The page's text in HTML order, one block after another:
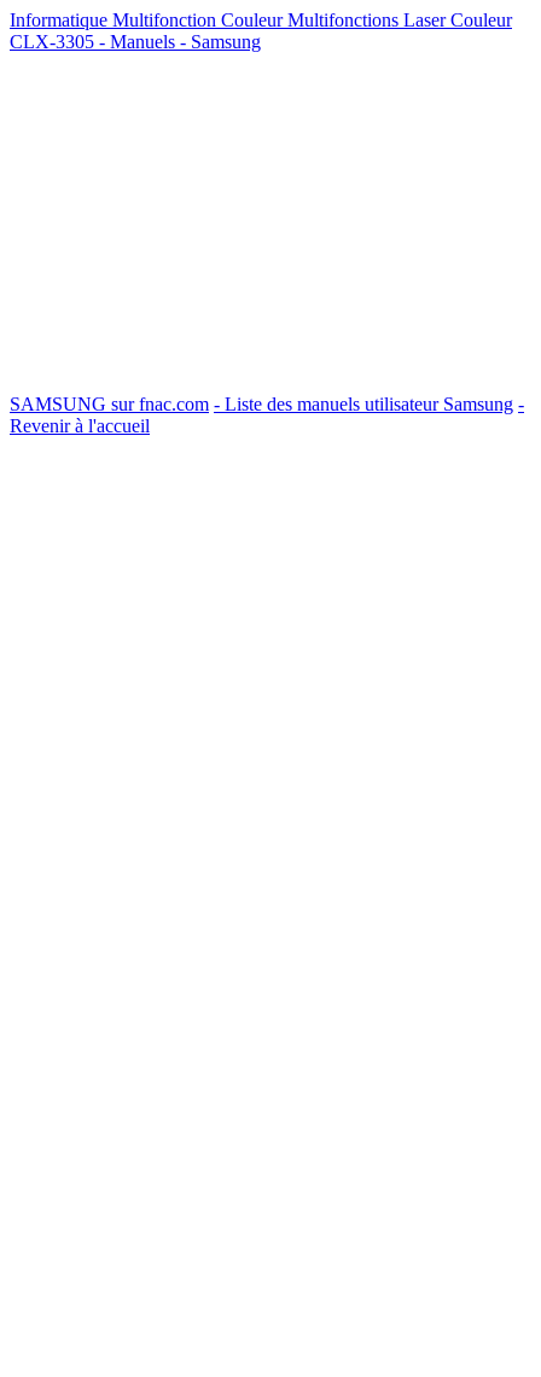
Informatique Multifonction Couleur Multifonctions Laser Couleur
CLX-3305 - Manuels - Samsung
SAMSUNG sur fnac.com - Liste des manuels utilisateur Samsung -
Revenir à l'accueil